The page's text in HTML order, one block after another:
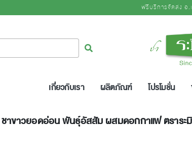
ฟรีบริการจัดส่ง อ.
ค้นหา
เกี่ยวกับเรา ผลิตภัณฑ์ โปรโมชั่น
ชาขาวยอดอ่อน พันธุ์อัสสัม ผสมดอกกาแฟ ตราระ